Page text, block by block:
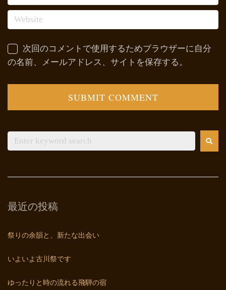
次回のコメントで使用するためブラウザーに自分
の名前、メールアドレス、サイトを保存する。
最近の投稿
祭りの余韻と、新たな出会い
いよいよ古川祭です
ゆったりと時の流れる飛騨の宿